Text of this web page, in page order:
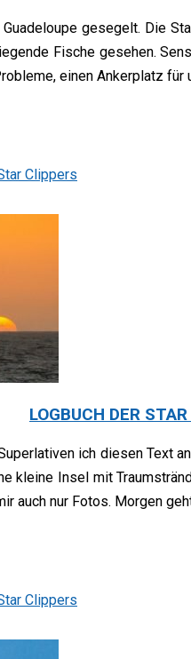
gesegelt. Die
Fische gesehen.
einen Ankerplatz für
Clippers
LOGBUCH DER
ich diesen Text
kleine Insel mit
auch nur Fotos. Morgen
Clippers